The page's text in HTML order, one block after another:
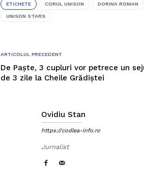
ETICHETE CORUL UNISON DORINA ROMAN
UNISON STARS
ARTICOLUL PRECEDENT
De Paște, 3 cupluri vor petrece un
de 3 zile la Cheile Grădiștei
Ovidiu Stan
https://codlea-info.ro
Jurnalist